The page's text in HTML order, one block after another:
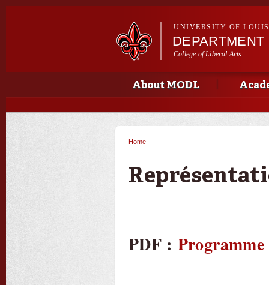
UNIVERSITY OF
College of Liberal Arts
Main menu
Main menu
About MODL
Home
PDF :